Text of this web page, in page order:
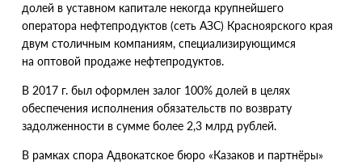
долей в уставном капитале некогда крупнейшего
оператора нефтепродуктов (сеть АЗС) Красноярского края
двум столичным компаниям, специализирующимся
на оптовой продаже нефтепродуктов.
В 2017 г. был оформлен залог 100% долей в целях
обеспечения исполнения обязательств по возврату
задолженности в сумме более 2,3 млрд рублей.
В рамках спора Адвокатское бюро «Казаков и партнёры»